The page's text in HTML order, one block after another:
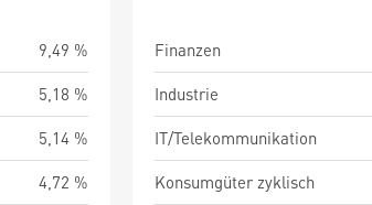
9,49 %
5,18 %
5,14 %
4,72 %
Finanzen
Industrie
IT/Telekommunikation
Konsumgüter zyklisch